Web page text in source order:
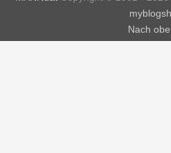
Nach